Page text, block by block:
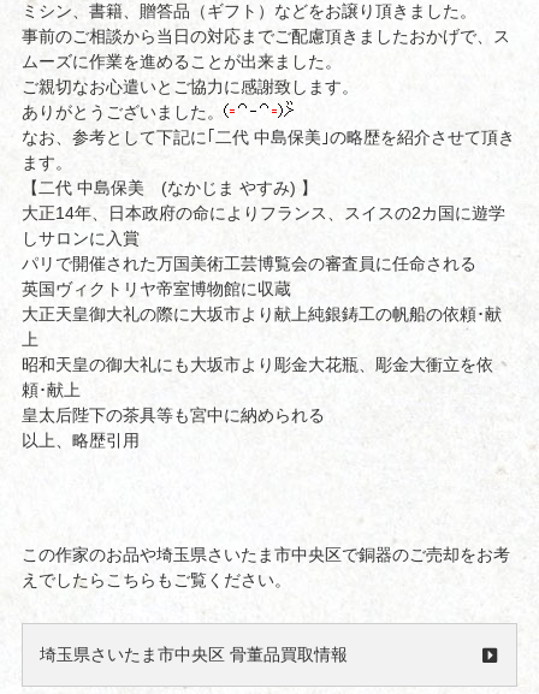
ミシン、書籍、贈答品（ギフト）などをお譲り頂きました。
事前のご相談から当日の対応までご配慮頂きましたおかげで、ス
ムーズに作業を進めることが出来ました。
ご親切なお心遣いとご協力に感謝致します。
ありがとうございました。
なお、参考として下記に｢二代 中島保美｣の略歴を紹介させて頂き
ます。
【二代 中島保美 (なかじま やすみ) 】
大正14年、日本政府の命によりフランス、スイスの2カ国に遊学
しサロンに入賞
パリで開催された万国美術工芸博覧会の審査員に任命される
英国ヴィクトリヤ帝室博物館に収蔵
大正天皇御大礼の際に大坂市より献上純銀鋳工の帆船の依頼･献
上
昭和天皇の御大礼にも大坂市より彫金大花瓶、彫金大衝立を依
頼･献上
皇太后陛下の茶具等も宮中に納められる
以上、略歴引用
この作家のお品や埼玉県さいたま市中央区で銅器のご売却をお考
えでしたらこちらもご覧ください。
埼玉県さいたま市中央区 骨董品買取情報